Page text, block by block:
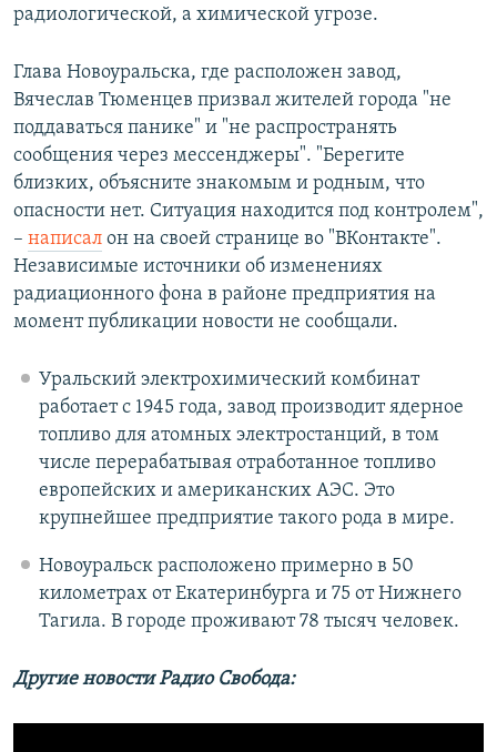
радиологической, а химической угрозе.
Глава Новоуральска, где расположен завод,
Вячеслав Тюменцев призвал жителей города "не
поддаваться панике" и "не распространять
сообщения через мессенджеры". "Берегите
близких, объясните знакомым и родным, что
опасности нет. Ситуация находится под контролем",
– написал он на своей странице во "ВКонтакте".
Независимые источники об изменениях
радиационного фона в районе предприятия на
момент публикации новости не сообщали.
Уральский электрохимический комбинат
работает с 1945 года, завод производит ядерное
топливо для атомных электростанций, в том
числе перерабатывая отработанное топливо
европейских и американских АЭС. Это
крупнейшее предприятие такого рода в мире.
Новоуральск расположено примерно в 50
километрах от Екатеринбурга и 75 от Нижнего
Тагила. В городе проживают 78 тысяч человек.
Другие новости Радио Свобода: